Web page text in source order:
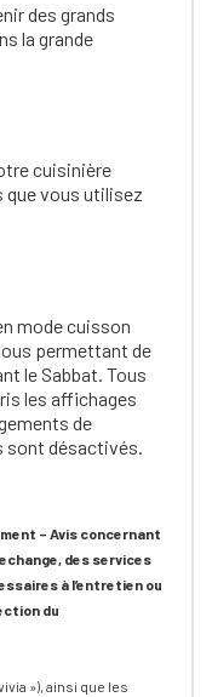
des grands
la grande
cuisinière
que vous utilisez
mode cuisson
permettant de
le Sabbat. Tous
les affichages
de
sont désactivés.
– Avis concernant
des services
à l’entretien ou
du
»), ainsi que les